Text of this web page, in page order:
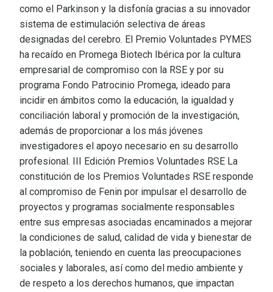
como el Parkinson y la disfonía gracias a su innovador
sistema de estimulación selectiva de áreas
designadas del cerebro. El Premio Voluntades PYMES
ha recaído en Promega Biotech Ibérica por la cultura
empresarial de compromiso con la RSE y por su
programa Fondo Patrocinio Promega, ideado para
incidir en ámbitos como la educación, la igualdad y
conciliación laboral y promoción de la investigación,
además de proporcionar a los más jóvenes
investigadores el apoyo necesario en su desarrollo
profesional. III Edición Premios Voluntades RSE La
constitución de los Premios Voluntades RSE responde
al compromiso de Fenin por impulsar el desarrollo de
proyectos y programas socialmente responsables
entre sus empresas asociadas encaminados a mejorar
la condiciones de salud, calidad de vida y bienestar de
la población, teniendo en cuenta las preocupaciones
sociales y laborales, así como del medio ambiente y
de respeto a los derechos humanos, que impactan